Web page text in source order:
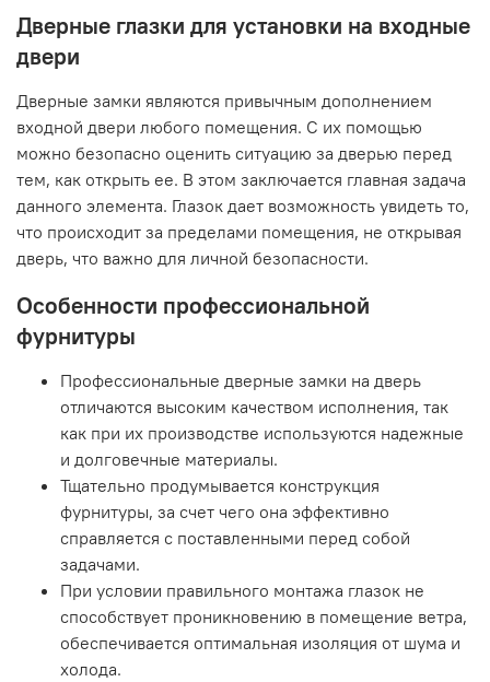
Дверные глазки для установки на входные
двери
Дверные замки являются привычным дополнением
входной двери любого помещения. С их помощью
можно безопасно оценить ситуацию за дверью перед
тем, как открыть ее. В этом заключается главная задача
данного элемента. Глазок дает возможность увидеть то,
что происходит за пределами помещения, не открывая
дверь, что важно для личной безопасности.
Особенности профессиональной
фурнитуры
Профессиональные дверные замки на дверь
отличаются высоким качеством исполнения, так
как при их производстве используются надежные
и долговечные материалы.
Тщательно продумывается конструкция
фурнитуры, за счет чего она эффективно
справляется с поставленными перед собой
задачами.
При условии правильного монтажа глазок не
способствует проникновению в помещение ветра,
обеспечивается оптимальная изоляция от шума и
холода.